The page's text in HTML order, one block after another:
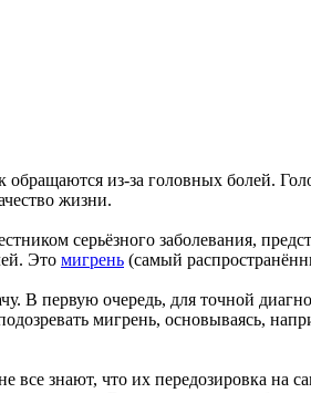
из-за головных болей.
жизни.
серьёзного заболевания,
Это мигрень (самый
В первую очередь, для точной
мигрень, основываясь,
знают, что их передозировка